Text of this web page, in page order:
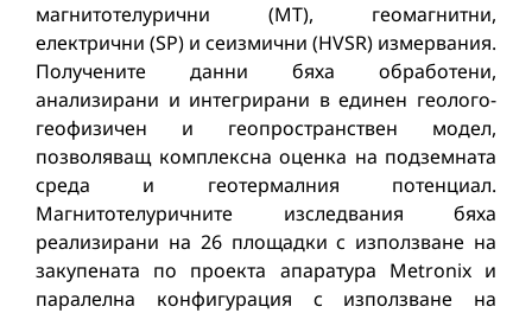
магнитотелурични (MT), геомагнитни,
електрични (SP) и сеизмични (HVSR) измервания.
Получените данни бяха обработени,
анализирани и интегрирани в единен геолого-
геофизичен и геопространствен модел,
позволяващ комплексна оценка на подземната
среда и геотермалния потенциал.
Магнитотелуричните изследвания бяха
реализирани на 26 площадки с използване на
закупената по проекта апаратура Metronix и
паралелна конфигурация с използване на